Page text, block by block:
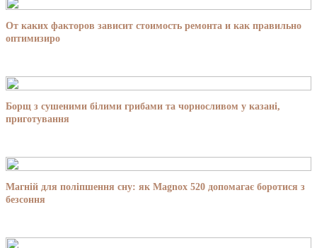
От каких факторов зависит стоимость ремонта и как правильно
оптимизиро
Борщ з сушеними білими грибами та чорносливом у казані,
приготування
Магній для поліпшення сну: як Magnox 520 допомагає боротися з
безсоння